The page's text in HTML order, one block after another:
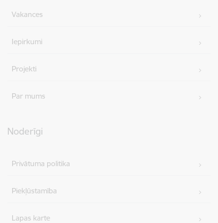
Vakances
Iepirkumi
Projekti
Par mums
Noderīgi
Privātuma politika
Piekļūstamība
Lapas karte